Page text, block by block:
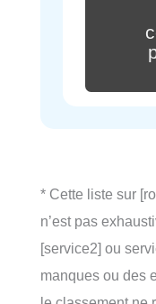
* Cette liste sur
n’est pas
[service2] ou
manques ou des